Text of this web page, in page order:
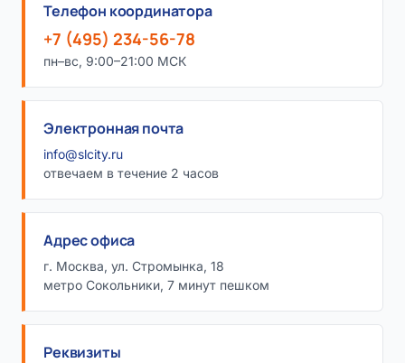
Телефон координатора
+7 (495) 234-56-78
пн–вс, 9:00–21:00 МСК
Электронная почта
info@slcity.ru
отвечаем в течение 2 часов
Адрес офиса
г. Москва, ул. Стромынка, 18
метро Сокольники, 7 минут пешком
Реквизиты